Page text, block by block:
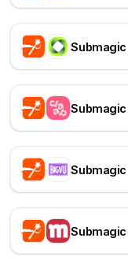
Submagic
Submagic
Submagic